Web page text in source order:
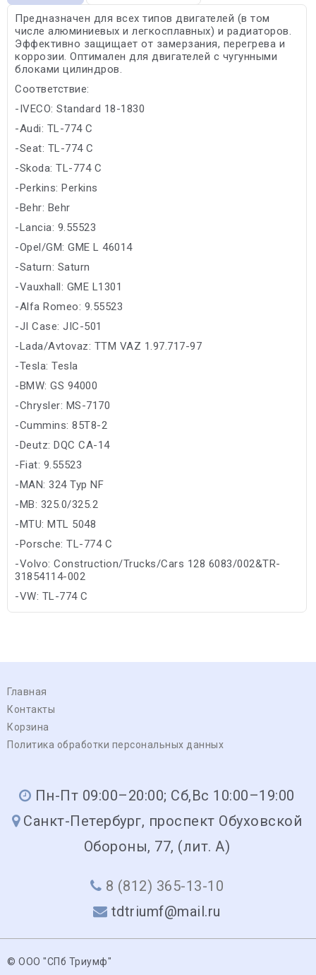
Предназначен для всех типов двигателей (в том
числе алюминиевых и легкосплавных) и радиаторов.
Эффективно защищает от замерзания, перегрева и
коррозии. Оптимален для двигателей с чугунными
блоками цилиндров.
Соответствие:
-IVECO: Standard 18-1830
-Audi: TL-774 C
-Seat: TL-774 C
-Skoda: TL-774 C
-Perkins: Perkins
-Behr: Behr
-Lancia: 9.55523
-Opel/GM: GME L 46014
-Saturn: Saturn
-Vauxhall: GME L1301
-Alfa Romeo: 9.55523
-JI Case: JIC-501
-Lada/Avtovaz: TTM VAZ 1.97.717-97
-Tesla: Tesla
-BMW: GS 94000
-Chrysler: MS-7170
-Cummins: 85T8-2
-Deutz: DQC CA-14
-Fiat: 9.55523
-MAN: 324 Typ NF
-MB: 325.0/325.2
-MTU: MTL 5048
-Porsche: TL-774 C
-Volvo: Construction/Trucks/Cars 128 6083/002&TR-
31854114-002
-VW: TL-774 C
-Toyota: Toyota Motor Corporation
Главная
Контакты
Корзина
Политика обработки персональных данных
Пн-Пт 09:00–20:00; Сб,Вс 10:00–19:00
Санкт-Петербург, проспект Обуховской
Обороны, 77, (лит. А)
8 (812) 365-13-10
tdtriumf@mail.ru
© ООО "СПб Триумф"